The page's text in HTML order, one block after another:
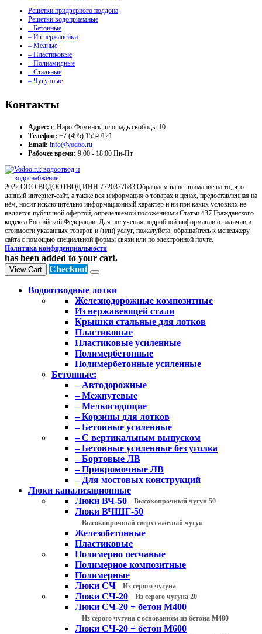
Решетки придверного поддона
Решетки водоприемные
– Бетонные
– Из нержавейки
– Медные
– Пластиковые
– Полиамидные
– Стальные
– Чугунные
Контакты
Адрес: г. Наро-Фоминск, площадь свободы 10
Телефон: +7 (495) 155-0121
Email: info@vodoo.ru
Рабочее время: 9:00 - 18:00 Пн-Пт
2022 ООО ВОДООТВОД ИНН 7720377683 Обращаем ваше внимание на то, что
данный интернет-сайт, а также вся информация о товарах и ценах, предоставленная на
нём, носит исключительно информационный характер и ни при каких условиях не
является публичной офертой, определяемой положениями Статьи 437 Гражданского
кодекса Российской Федерации. Для получения подробной информации о наличии и
стоимости указанных товаров и (или) услуг, пожалуйста, обращайтесь к менеджеру
сайта с помощью специальной формы связи или по электронной почте.
Политика конфиденциальности
has been added to your cart.
View Cart Checkout
Водоотводные лотки
Железнодорожные композитные
Из нержавеющей стали
Крышки стальные для лотков
Пластиковые
Пластиковые усиленные
Полимербетонные
Полимербетонные усиленные
Бетонные:
– Автодорожные
– Межпутевые
– Мелкосидящие
– Корзины для лотков
– Бетонные усиленные
– С вертикальным выпуском
– Бетонные усиленные без уголка
– Бортовые ЛВ
– Прикромочные ЛВ
– Для мостовых конструкций
Люки канализационные
Люки ВЧ-50
Высокопрочный чугун 50
Люки ВЧШГ-50
Высокопрочный сверхтяжелый чугун
Железобетонные
Пластиковые
Полимерно песчаные
Полимерное композитные
Полимерные
Люки СЧ
Из серого чугуна
Люки СЧ-20 Из серого чугуна 20
Люки СЧ-20 + бетон М400
Из серого чугуна с основанием из бетона М400
Люки СЧ-20 + бетон М600